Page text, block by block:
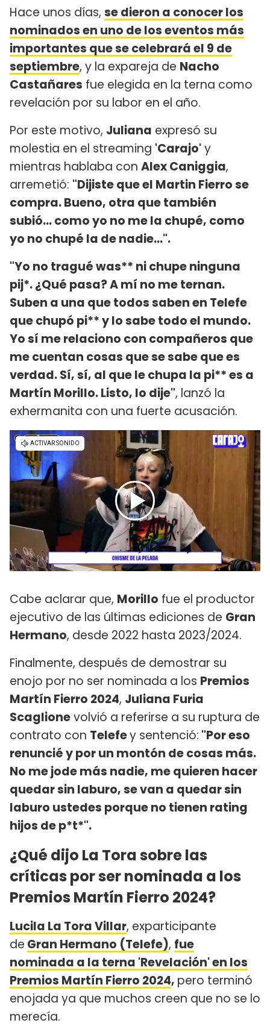
Hace unos días, se dieron a conocer los
nominados en uno de los eventos más
importantes que se celebrará el 9 de
septiembre, y la expareja de Nacho
Castañares fue elegida en la terna como
revelación por su labor en el año.
Por este motivo, Juliana expresó su
molestia en el streaming 'Carajo'y
mientras hablaba con Alex Caniggia,
arremetió: "Dijiste que el Martin Fierro se
compra. Bueno, otra que también
subió... como yo no me la chupé, como
yo no chupé la de nadie...".
"Yo no tragué was** ni chupe ninguna
pij*. ¿Qué pasa? A mí no me ternan.
Suben a una que todos saben en Telefe
que chupó pi** y lo sabe todo el mundo.
Yo sí me relaciono con compañeros que
me cuentan cosas que se sabe que es
verdad. Sí, sí, al que le chupa la pi** es a
Martín Morillo. Listo, lo dije", lanzó la
exhermanita con una fuerte acusación.
Cabe aclarar que, Morillo fue el productor
ejecutivo de las últimas ediciones de Gran
Hermano, desde 2022 hasta 2023/2024.
Finalmente, después de demostrar su
enojo por no ser nominada a los Premios
Martín Fierro 2024, Juliana Furia
Scaglionevolvió a referirse a su ruptura de
contrato con Telefey sentenció: "Por eso
renuncié y por un montón de cosas más.
No me jode más nadie, me quieren hacer
quedar sin laburo, se van a quedar sin
laburo ustedes porque no tienen rating
hijos de p*t*".
¿Qué dijo La Tora sobre las
críticas por ser nominada a los
Premios Martín Fierro 2024?
Lucila La Tora Villar, exparticipante
de Gran Hermano (Telefe), fue
nominada a la terna 'Revelación' en los
Premios Martín Fierro 2024, pero terminó
enojada ya que muchos creen que no se lo
merecía.